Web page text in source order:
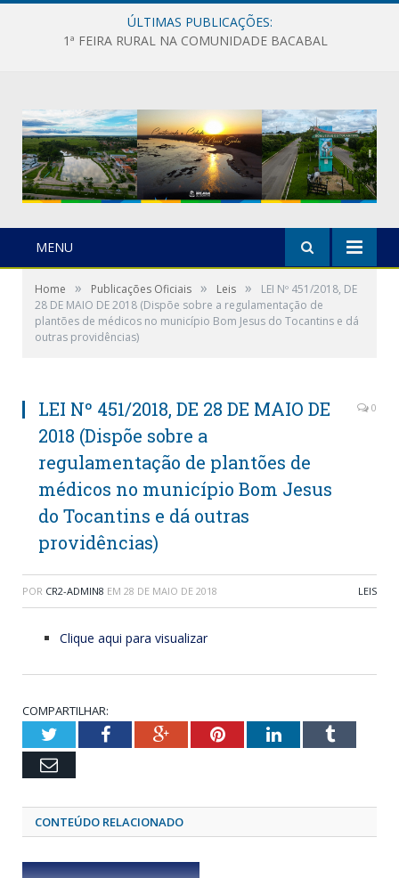
ÚLTIMAS PUBLICAÇÕES:
1ª FEIRA RURAL NA COMUNIDADE BACABAL
MENU
Home » Publicações Oficiais » Leis »
LEI Nº 451/2018, DE
28 DE MAIO DE 2018 (Dispõe sobre a regulamentação de
plantões de médicos no município Bom Jesus do Tocantins e dá
outras providências)
LEI Nº 451/2018, DE 28 DE MAIO DE
2018 (Dispõe sobre a
regulamentação de plantões de
médicos no município Bom Jesus
do Tocantins e dá outras
providências)
0
POR CR2-ADMIN8 EM 28 DE MAIO DE 2018 LEIS
Clique aqui para visualizar
COMPARTILHAR:
TwitterFacebookGoogle+PinterestLinkedInTumblr
Email
CONTEÚDO RELACIONADO